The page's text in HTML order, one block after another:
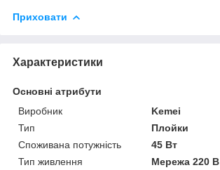
Приховати
Характеристики
Основні атрибути
Виробник
Kemei
Тип
Плойки
Споживана потужність
45 Вт
Тип живлення
Мережа 220 В